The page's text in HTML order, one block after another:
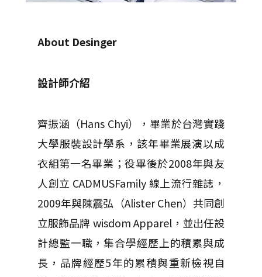
About Desinger
設計師介紹
齊振涵（Hans Chyi），畢業於台灣實踐
大學服裝設計學系，該年畢業展演以成
衣組第一名畢業；役畢後於2008年與友
人創立 CADMUSFamily 線上流行雜誌，
2009年與陳震弘（Alister Chen）共同創
立服飾品牌 wisdom Apparel，並出任設
計總監一職，集合學經歷上的積累與成
長，品牌經歷5年的累積與重新檢視自